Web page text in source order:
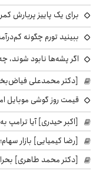
برای یک پاییز پربارش
ببینید تورم چگونه
اگر پشه‌ها نابود شوند،
[دکتر محمدعلی
قیمت روز گوشی موبایل امروز
[اکبر حیدری] آیا ترامپ
[رضا کیمیایی] بازار
[دکتر محمد طاهری]